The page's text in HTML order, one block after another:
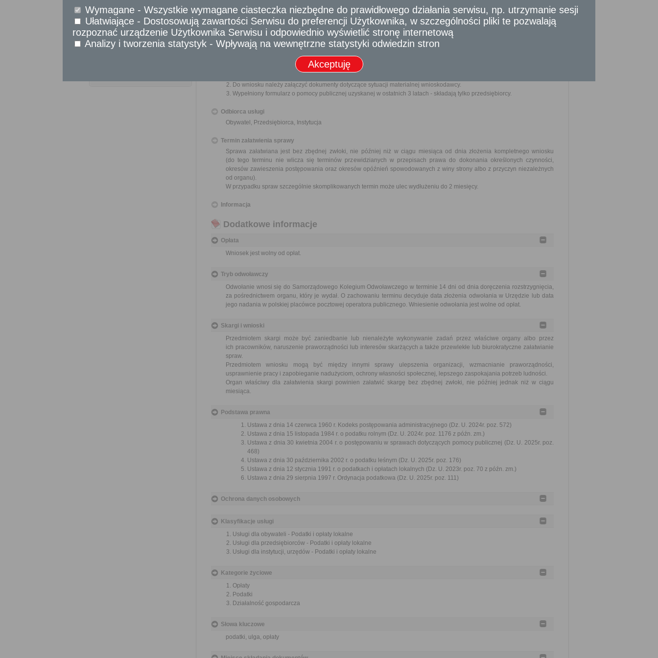
Sprawy obywatelskie
Udostępnianie informacji publicznej
Urząd Stanu Cywilnego
Usługi
za zwłokę powinien zawierać:
imię i nazwisko wnioskodawcy,
adres zamieszkania wnioskodawcy,
numer PESEL, NIP, ewentualnie numer dowodu osobistego (paszportu) wnioskodawcy,
źródło należności podatkowej (np. podatek od nieruchomości, odsetki od zaległości itp.),
okres którego wniosek dotyczy,
określenie wnioskowanej formy Ulgi,
uzasadnienie wniosku.
Do wniosku należy załączyć dokumenty dotyczące sytuacji materialnej wnioskodawcy.
Wypełniony formularz o pomocy publicznej uzyskanej w ostatnich 3 latach - składają tylko przedsiębiorcy.
Odbiorca usługi
Obywatel, Przedsiębiorca, Instytucja
Termin załatwienia sprawy
Sprawa załatwiana jest bez zbędnej zwłoki, nie później niż w ciągu miesiąca od dnia złożenia kompletnego wniosku
(do tego terminu nie wlicza się terminów przewidzianych w przepisach prawa do dokonania określonych czynności,
okresów zawieszenia postępowania oraz okresów opóźnień spowodowanych z winy strony albo z przyczyn niezależnych
od organu).
W przypadku spraw szczególnie skomplikowanych termin może ulec wydłużeniu do 2 miesięcy.
Informacja
Dodatkowe informacje
Opłata
Wniosek jest wolny od opłat.
Tryb odwoławczy
Odwołanie wnosi się do Samorządowego Kolegium Odwoławczego w terminie 14 dni od dnia doręczenia rozstrzygnięcia,
za pośrednictwem organu, który je wydał. O zachowaniu terminu decyduje data złożenia odwołania w Urzędzie lub data
jego nadania w polskiej placówce pocztowej operatora publicznego. Wniesienie odwołania jest wolne od opłat.
Skargi i wnioski
Przedmiotem skargi może być zaniedbanie lub nienależyte wykonywanie zadań przez właściwe organy albo przez
ich pracowników, naruszenie praworządności lub interesów skarżących a także przewlekłe lub biurokratyczne załatwianie
spraw.
Przedmiotem wniosku mogą być między innymi sprawy ulepszenia organizacji, wzmacnianie praworządności,
usprawnienie pracy i zapobieganie nadużyciom, ochrony własności społecznej, lepszego zaspokajania potrzeb ludności.
Organ właściwy dla załatwienia skargi powinien załatwić skargę bez zbędnej zwłoki, nie później jednak niż w ciągu
miesiąca.
Podstawa prawna
Ustawa z dnia 14 czerwca 1960 r. Kodeks postępowania administracyjnego (Dz. U. 2024r. poz. 572)
Ustawa z dnia 15 listopada 1984 r. o podatku rolnym (Dz. U. 2024r. poz. 1176 z późn. zm.)
Ustawa z dnia 30 kwietnia 2004 r. o postępowaniu w sprawach dotyczących pomocy publicznej (Dz. U. 2025r. poz.
468)
Ustawa z dnia 30 października 2002 r. o podatku leśnym (Dz. U. 2025r. poz. 176)
Ustawa z dnia 12 stycznia 1991 r. o podatkach i opłatach lokalnych (Dz. U. 2023r. poz. 70 z późn. zm.)
Ustawa z dnia 29 sierpnia 1997 r. Ordynacja podatkowa (Dz. U. 2025r. poz. 111)
Ochrona danych osobowych
Klasyfikacje usługi
Usługi dla obywateli - Podatki i opłaty lokalne
Usługi dla przedsiębiorców - Podatki i opłaty lokalne
Usługi dla instytucji, urzędów - Podatki i opłaty lokalne
Kategorie życiowe
Opłaty
Podatki
Działalność gospodarcza
Słowa kluczowe
podatki, ulga, opłaty
Wymagane - Wszystkie wymagane ciasteczka niezbędne do prawidłowego działania serwisu, np. utrzymanie sesji
Ułatwiające - Dostosowują zawartości Serwisu do preferencji Użytkownika, w szczególności pliki te pozwalają
rozpoznać urządzenie Użytkownika Serwisu i odpowiednio wyświetlić stronę internetową
Analizy i tworzenia statystyk - Wpływają na wewnętrzne statystyki odwiedzin stron
Akceptuję